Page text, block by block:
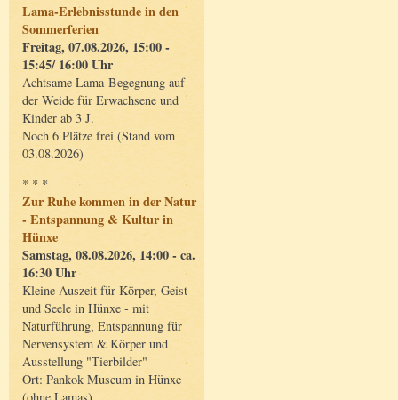
Lama-Erlebnisstunde in den
Sommerferien
Freitag, 07.08.2026, 15:00 -
15:45/ 16:00 Uhr
Achtsame Lama-Begegnung auf
der Weide für Erwachsene und
Kinder ab 3 J.
Noch 6 Plätze frei (Stand vom
03.08.2026)
* * *
Zur Ruhe kommen in der Natur
- Entspannung & Kultur in
Hünxe
Samstag, 08.08.2026, 14:00 - ca.
16:30 Uhr
Kleine Auszeit für Körper, Geist
und Seele in Hünxe - mit
Naturführung, Entspannung für
Nervensystem & Körper und
Ausstellung "Tierbilder"
Ort: Pankok Museum in Hünxe